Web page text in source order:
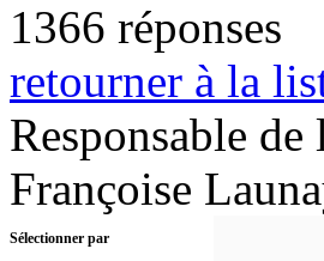
1366 réponses
retourner à la
Responsable
Françoise
Sélectionner par